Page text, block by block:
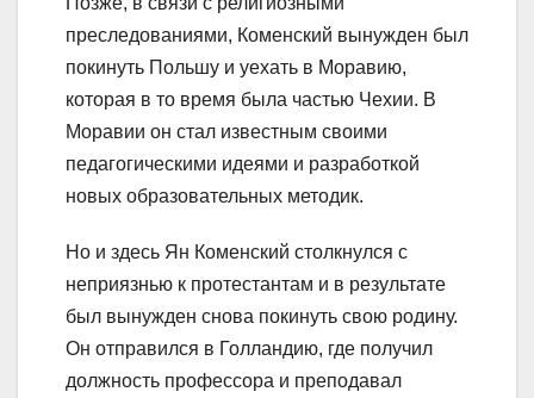
преследованиями, Коменский вынужден был
покинуть Польшу и уехать в Моравию,
которая в то время была частью Чехии. В
Моравии он стал известным своими
педагогическими идеями и разработкой
новых образовательных методик.
Но и здесь Ян Коменский столкнулся с
неприязнью к протестантам и в результате
был вынужден снова покинуть свою родину.
Он отправился в Голландию, где получил
должность профессора и преподавал